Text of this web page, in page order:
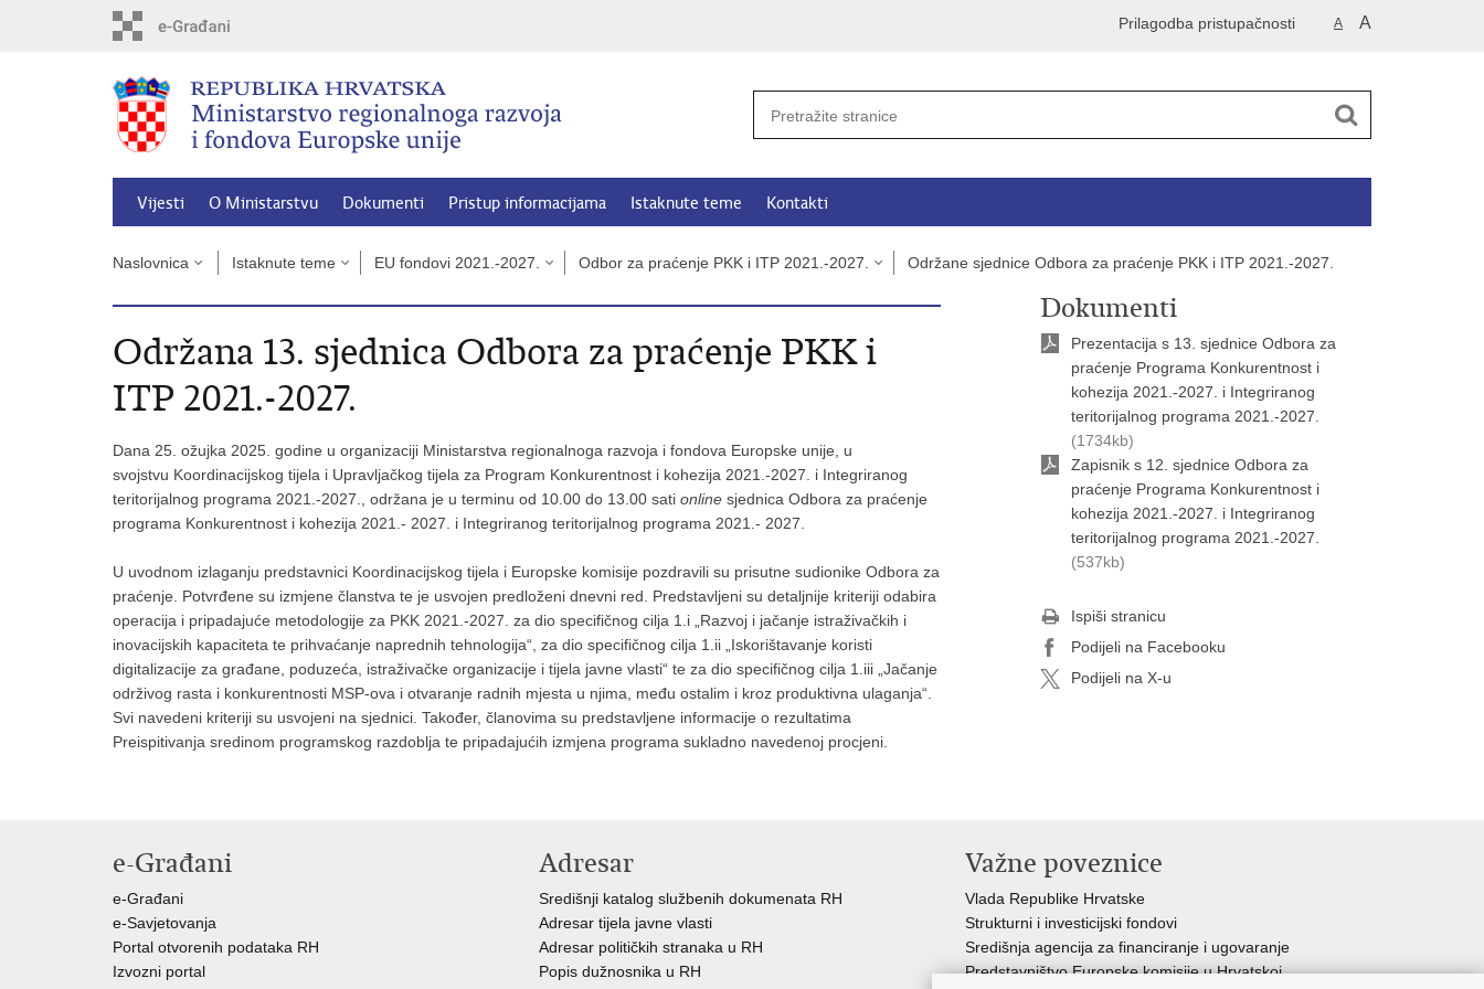
A A
Prilagodba pristupačnosti
Vijesti O Ministarstvu Dokumenti Pristup informacijama Istaknute teme Kontakti
Naslovnica Istaknute teme EU fondovi 2021.-2027. Odbor za praćenje PKK i ITP 2021.-2027. Održane sjednice Odbora za praćenje PKK i ITP 2021.-2027.
Održana 13. sjednica Odbora za praćenje PKK i
ITP 2021.-2027.
Dana 25. ožujka 2025. godine u organizaciji Ministarstva regionalnoga razvoja i fondova Europske unije, u
svojstvu Koordinacijskog tijela i Upravljačkog tijela za Program Konkurentnost i kohezija 2021.-2027. i Integriranog
teritorijalnog programa 2021.-2027., održana je u terminu od 10.00 do 13.00 sati online sjednica Odbora za praćenje
programa Konkurentnost i kohezija 2021.- 2027. i Integriranog teritorijalnog programa 2021.- 2027.
U uvodnom izlaganju predstavnici Koordinacijskog tijela i Europske komisije pozdravili su prisutne sudionike Odbora za
praćenje. Potvrđene su izmjene članstva te je usvojen predloženi dnevni red. Predstavljeni su detaljnije kriteriji odabira
operacija i pripadajuće metodologije za PKK 2021.-2027. za dio specifičnog cilja 1.i „Razvoj i jačanje istraživačkih i
inovacijskih kapaciteta te prihvaćanje naprednih tehnologija“, za dio specifičnog cilja 1.ii „Iskorištavanje koristi
digitalizacije za građane, poduzeća, istraživačke organizacije i tijela javne vlasti“ te za dio specifičnog cilja 1.iii „Jačanje
održivog rasta i konkurentnosti MSP-ova i otvaranje radnih mjesta u njima, među ostalim i kroz produktivna ulaganja“.
Svi navedeni kriteriji su usvojeni na sjednici. Također, članovima su predstavljene informacije o rezultatima
Preispitivanja sredinom programskog razdoblja te pripadajućih izmjena programa sukladno navedenoj procjeni.
Dokumenti
Prezentacija s 13. sjednice Odbora za
praćenje Programa Konkurentnost i
kohezija 2021.-2027. i Integriranog
teritorijalnog programa 2021.-2027.
(1734kb)
Zapisnik s 12. sjednice Odbora za
praćenje Programa Konkurentnost i
kohezija 2021.-2027. i Integriranog
teritorijalnog programa 2021.-2027.
(537kb)
Ispiši stranicu
Podijeli na Facebooku
Podijeli na X-u
e-Građani
e-Građani
e-Savjetovanja
Portal otvorenih podataka RH
Izvozni portal
Adresar
Središnji katalog službenih dokumenata RH
Adresar tijela javne vlasti
Adresar političkih stranaka u RH
Popis dužnosnika u RH
Važne poveznice
Vlada Republike Hrvatske
Strukturni i investicijski fondovi
Središnja agencija za financiranje i ugovaranje
Predstavništvo Europske komisije u Hrvatskoj